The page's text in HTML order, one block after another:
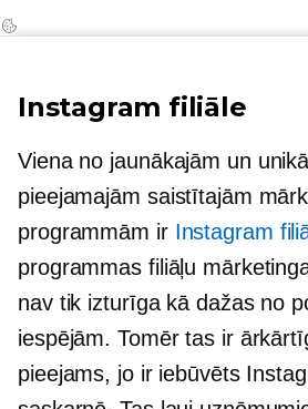
Instagram filiāle
Viena no jaunākajām un
pieejamajām saistītajām
programmām ir Instagram
programmas filiāļu
nav tik izturīga kā dažas no
iespējām. Tomēr tas ir
pieejams, jo ir iebūvēts